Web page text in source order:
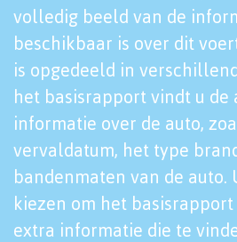
volledig beeld van de
beschikbaar is over dit
is opgedeeld in
het basisrapport vindt u de
informatie over de auto,
vervaldatum, het type
bandenmaten van de auto.
kiezen om het
extra informatie die te